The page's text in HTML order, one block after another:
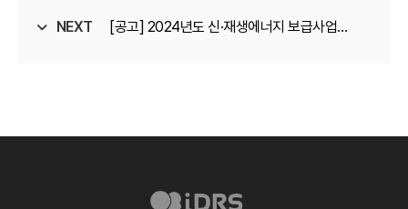
지원 공고
NEXT [공고] 2024년도 신·재생에너지 보급사업